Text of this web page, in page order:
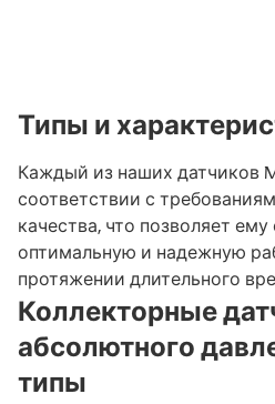
Типы и
Каждый из наших датчиков
соответствии с
качества, что позволяет ему
оптимальную и надежную
протяжении длительного
Коллекторные
абсолютного
типы